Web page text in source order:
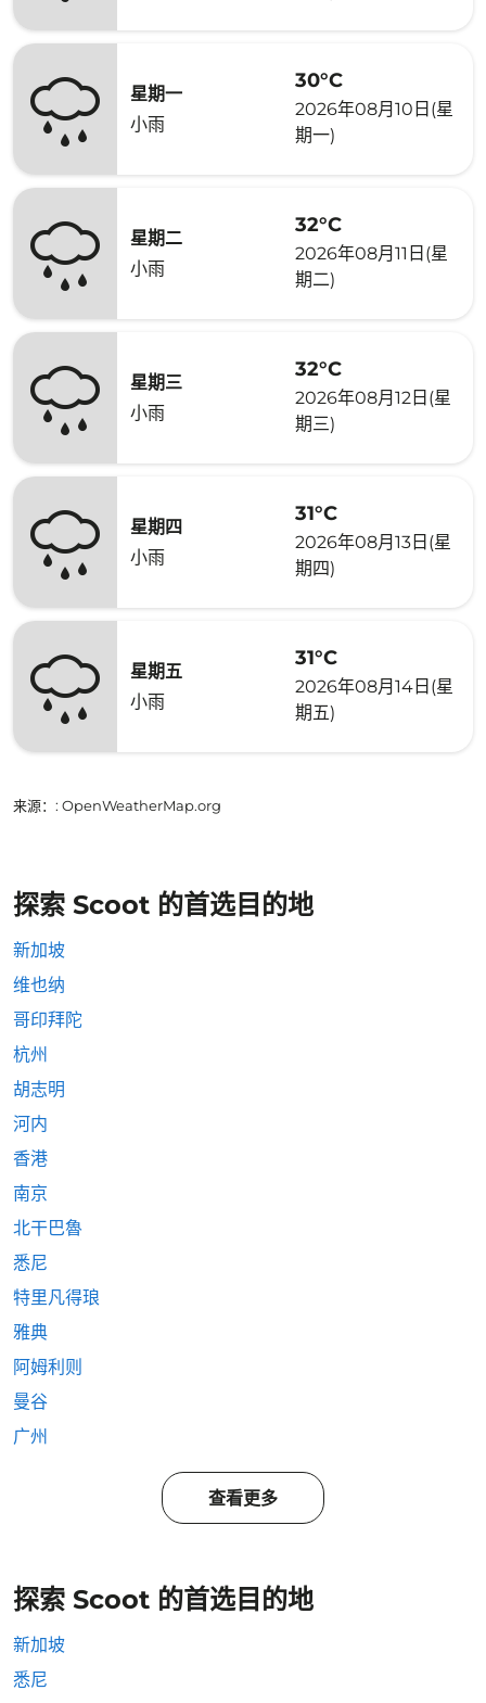
星期一
小雨
30°C
2026年08月10日(星
期一)
星期二
小雨
32°C
2026年08月11日(星
期二)
星期三
小雨
32°C
2026年08月12日(星
期三)
星期四
小雨
31°C
2026年08月13日(星
期四)
星期五
小雨
31°C
2026年08月14日(星
期五)
来源： : OpenWeatherMap.org
探索 Scoot 的首选目的地
新加坡
维也纳
哥印拜陀
杭州
胡志明
河内
香港
南京
北干巴魯
悉尼
特里凡得琅
雅典
阿姆利则
曼谷
广州
查看更多
探索 Scoot 的首选目的地
新加坡
悉尼